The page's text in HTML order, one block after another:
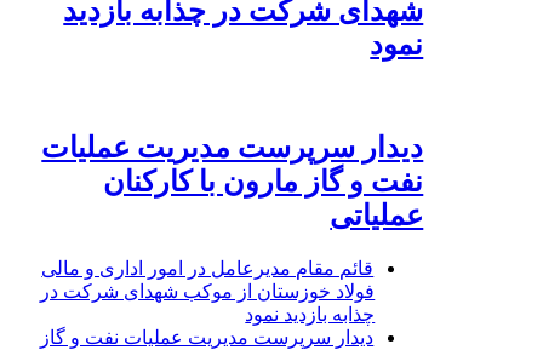
شهدای شرکت در چذابه بازدید
نمود
دیدار سرپرست مدیریت عملیات
نفت و گاز مارون با کارکنان
عملیاتی
قائم مقام مدیرعامل در امور اداری و مالی
فولاد خوزستان از موکب شهدای شرکت در
چذابه بازدید نمود
دیدار سرپرست مدیریت عملیات نفت و گاز